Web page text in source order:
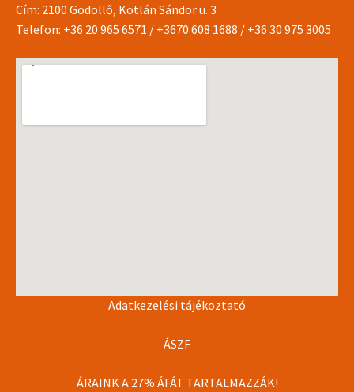
Cím: 2100 Gödöllő, Kotlán Sándor u. 3
Telefon: +36 20 965 6571 / +3670 608 1688 / +36 30 975 3005
Adatkezelési tájékoztató
ÁSZF
ÁRAINK A 27% ÁFÁT TARTALMAZZÁK!